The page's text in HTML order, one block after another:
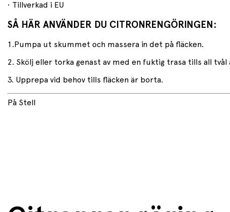
• Tillverkad i EU
SÅ HÄR ANVÄNDER DU CITRONRENGÖRINGEN:
1.Pumpa ut skummet och massera in det på fläcken.
2. Skölj eller torka genast av med en fuktig trasa tills all
3. Upprepa vid behov tills fläcken är borta.
På Stell